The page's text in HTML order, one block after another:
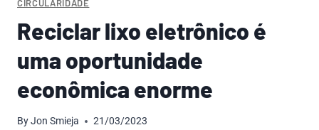
CIRCULARIDADE
Reciclar lixo eletrônico é
uma oportunidade
econômica enorme
ByJon Smieja 21/03/2023